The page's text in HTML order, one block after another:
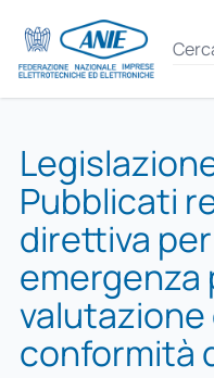
Pubblicati
direttiva
emergenza
valutazione
conformità